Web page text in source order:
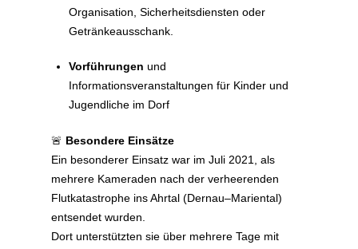
Organisation, Sicherheitsdiensten oder
Getränkeausschank.
Vorführungen und
Informationsveranstaltungen für Kinder und
Jugendliche im Dorf
🚨 Besondere Einsätze
Ein besonderer Einsatz war im Juli 2021, als
mehrere Kameraden nach der verheerenden
Flutkatastrophe ins Ahrtal (Dernau–Mariental)
entsendet wurden.
Dort unterstützten sie über mehrere Tage mit